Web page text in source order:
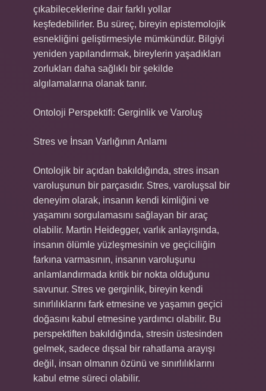
çıkabileceklerine dair farklı yollar
keşfedebilirler. Bu süreç, bireyin epistemolojik
esnekliğini geliştirmesiyle mümkündür. Bilgiyi
yeniden yapılandırmak, bireylerin yaşadıkları
zorlukları daha sağlıklı bir şekilde
algılamalarına olanak tanır.
Ontoloji Perspektifi: Gerginlik ve Varoluş
Stres ve İnsan Varlığının Anlamı
Ontolojik bir açıdan bakıldığında, stres insan
varoluşunun bir parçasıdır. Stres, varoluşsal bir
deneyim olarak, insanın kendi kimliğini ve
yaşamını sorgulamasını sağlayan bir araç
olabilir. Martin Heidegger, varlık anlayışında,
insanın ölümle yüzleşmesinin ve geçiciliğin
farkına varmasının, insanın varoluşunu
anlamlandırmada kritik bir nokta olduğunu
savunur. Stres ve gerginlik, bireyin kendi
sınırlılıklarını fark etmesine ve yaşamın geçici
doğasını kabul etmesine yardımcı olabilir. Bu
perspektiften bakıldığında, stresin üstesinden
gelmek, sadece dışsal bir rahatlama arayışı
değil, insan olmanın özünü ve sınırlılıklarını
kabul etme süreci olabilir.